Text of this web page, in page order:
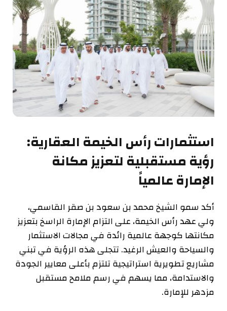
استثمارات رأس الخيمة العقارية:
رؤية مستقبلية لتعزيز مكانة
الإمارة عالمياً
أكد سمو الشيخ محمد بن سعود بن صقر القاسمي،
ولي عهد رأس الخيمة، على التزام الإمارة الراسخ بتعزيز
مكانتها كوجهة عالمية رائدة في مجالات الاستثمار
والسياحة والعيش الرغيد. تتجلى هذه الرؤية في تبني
مشاريع تطويرية استراتيجية تلتزم بأعلى معايير الجودة
والاستدامة، مما يسهم في رسم ملامح مستقبل
مزدهر للإمارة.